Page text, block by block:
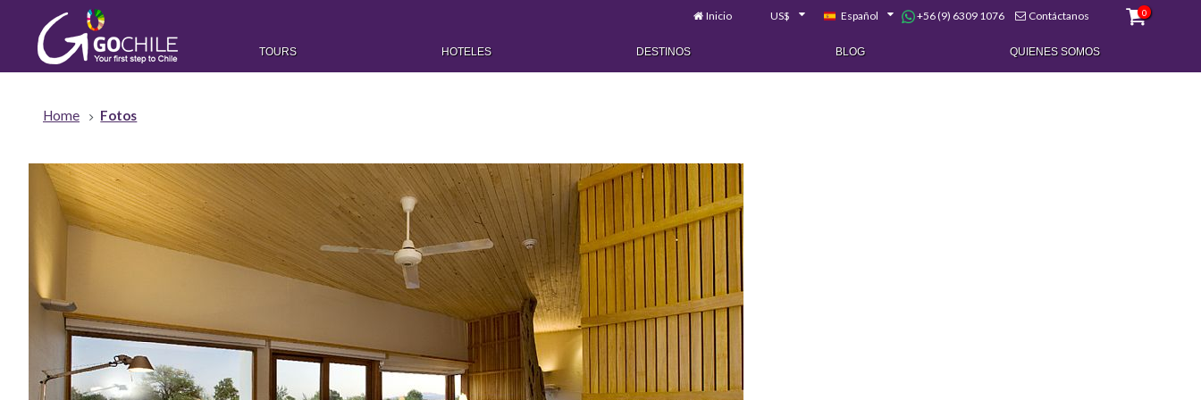
Inicio US$ Español +56 (9) 6309 1076 Contáctanos 0
TOURS HOTELES DESTINOS BLOG QUIENES SOMOS
Home Fotos